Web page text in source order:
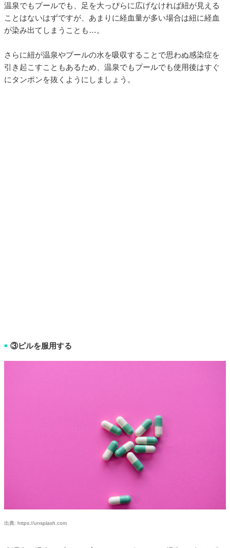
温泉でもプールでも、足を大っぴらに広げなければ紐が見える
ことはないはずですが、あまりに経血量が多い場合は紐に経血
が染み出てしまうことも…。
さらに紐が温泉やプールの水を吸収することで思わぬ感染症を
引き起こすこともあるため、温泉でもプールでも使用後はすぐ
にタンポンを抜くようにしましょう。
■ ③ピルを服用する
出典: https://unsplash.com